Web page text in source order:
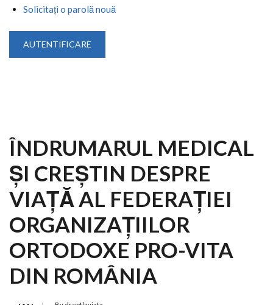
Solicitaţi o parolă nouă
ÎNDRUMARUL MEDICAL
ŞI CREŞTIN DESPRE
VIAŢĂ AL FEDERAŢIEI
ORGANIZAŢIILOR
ORTODOXE PRO-VITA
DIN ROMÂNIA